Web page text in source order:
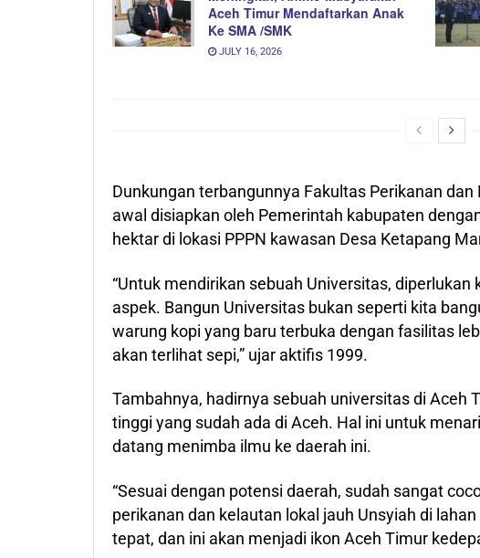
Aceh Timur Mendaftarkan Anak
Ke SMA /SMK
JULY 16, 2026
Dunkungan terbangunnya Fakultas Perikanan
awal disiapkan oleh Pemerintah kabupaten
hektar di lokasi PPPN kawasan Desa Ketapang
“Untuk mendirikan sebuah Universitas,
aspek. Bangun Universitas bukan seperti kita
warung kopi yang baru terbuka dengan fasilitas
akan terlihat sepi,” ujar aktifis 1999.
Tambahnya, hadirnya sebuah universitas di Aceh
tinggi yang sudah ada di Aceh. Hal ini untuk
datang menimba ilmu ke daerah ini.
“Sesuai dengan potensi daerah, sudah sangat
perikanan dan kelautan lokal jauh Unsyiah di
tepat, dan ini akan menjadi ikon Aceh Timur